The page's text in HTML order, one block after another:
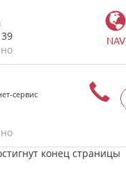
NAV
сервис
конец страницы